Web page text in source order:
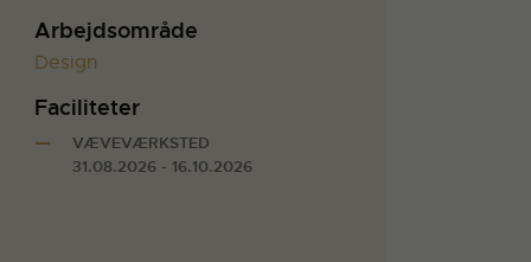
Arbejdsområde
Design
Faciliteter
VÆVEVÆRKSTED
31.08.2026 - 16.10.2026